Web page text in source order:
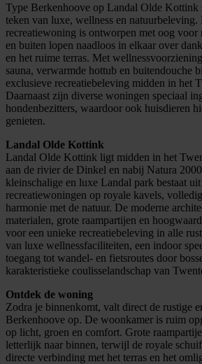
Type Berkenhoove op Landal Olde Kottink
teken van luxe, wellness en
recreatiewoning is ontworpen met oog
en buiten lopen naadloos in elkaar over
en het ruime terras. Met
sauna, verwarmde hottub en buitendouche
exclusieve recreatiebeleving midden in het
Daarnaast zijn diverse woningen speciaal
hondenbezitters, waardoor ook huisdieren
genieten.
Landal Olde Kottink
Landal Olde Kottink ligt midden in het
aan de rivier de Dinkel en nabij Natura
kleinschalige en luxe Landal park bestaat
recreatiewoningen op royale kavels,
harmonie met de natuur. De moderne
materialen, grote raampartijen en
voor een unieke recreatiebeleving in alle
van luxe wellnessfaciliteiten, een indoor
toegang tot wandel- en fietsroutes door
karakteristieke coulisselandschap van
Ontdek de woning
Zodra je binnenkomt, valt direct de rustige
Berkenhoove op. De woonkamer is ruim
op licht, groen en comfort. Grote
letterlijk naar binnen, terwijl de royale
directe verbinding met het terras en het